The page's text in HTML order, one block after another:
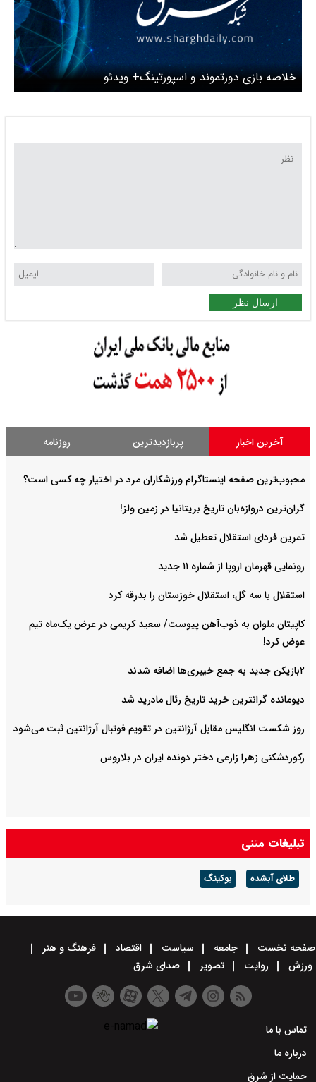
خلاصه بازی دورتموند و اسپورتینگ+ ویدئو
ارسال نظر
آخرین اخبار پربازدیدترین روزنامه
محبوب‌ترین صفحه اینستاگرام ورزشکاران مرد در اختیار چه کسی است؟
گران‌ترین دروازه‌بان تاریخ بریتانیا در زمین ولز!
تمرین فردای استقلال تعطیل شد
رونمایی قهرمان اروپا از شماره ۱۱ جدید
استقلال با سه گل، استقلال خوزستان را بدرقه کرد
کاپیتان ملوان به ذوب‌آهن پیوست/ سعید کریمی در عرض یک‌ماه تیم
عوض کرد!
۲بازیکن جدید به جمع خیبری‌ها اضافه شدند
دیومانده گرانترین خرید تاریخ رئال مادرید شد
روز شکست انگلیس مقابل آرژانتین در تقویم فوتبال آرژانتین ثبت می‌شود
رکوردشکنی زهرا زارعی دختر دونده ایران در بلاروس
تبلیغات متنی
طلای آبشده بوکینگ
صفحه نخست جامعه سیاست اقتصاد
فرهنگ و هنر
ورزش
روایت تصویر صدای شرق
تماس با ما
درباره ما
حمایت از شرق